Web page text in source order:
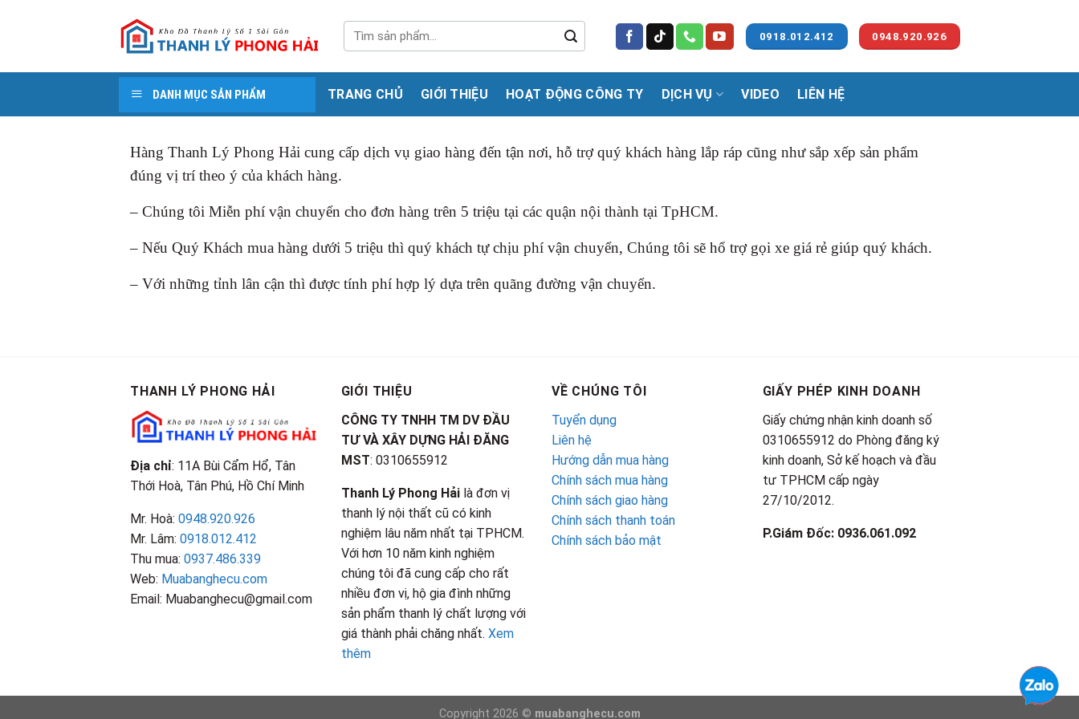
kiếm:
0918.012.412 0948.920.926
DANH MỤC SẢN PHẨM TRANG CHỦ GIỚI THIỆU HOẠT ĐỘNG CÔNG TY DỊCH VỤ VIDEO LIÊN HỆ
Hàng Thanh Lý Phong Hải cung cấp dịch vụ giao hàng đến tận nơi, hỗ trợ quý khách hàng lắp ráp cũng như sắp xếp sản phẩm
đúng vị trí theo ý của khách hàng.
– Chúng tôi Miễn phí vận chuyển cho đơn hàng trên 5 triệu tại các quận nội thành tại TpHCM.
– Nếu Quý Khách mua hàng dưới 5 triệu thì quý khách tự chịu phí vận chuyển, Chúng tôi sẽ hổ trợ gọi xe giá rẻ giúp quý khách.
– Với những tỉnh lân cận thì được tính phí hợp lý dựa trên quãng đường vận chuyển.
THANH LÝ PHONG HẢI
Địa chỉ: 11A Bùi Cẩm Hổ, Tân
Thới Hoà, Tân Phú, Hồ Chí Minh
Mr. Hoà: 0948.920.926
Mr. Lâm: 0918.012.412
Thu mua: 0937.486.339
Web: Muabanghecu.com
Email: Muabanghecu@gmail.com
GIỚI THIỆU
CÔNG TY TNHH TM DV ĐẦU
TƯ VÀ XÂY DỰNG HẢI ĐĂNG
MST: 0310655912
Thanh Lý Phong Hảilà đơn vị
thanh lý nội thất cũ có kinh
nghiệm lâu năm nhất tại TPHCM.
Với hơn 10 năm kinh nghiệm
chúng tôi đã cung cấp cho rất
nhiều đơn vị, hộ gia đình những
sản phẩm thanh lý chất lượng với
giá thành phải chăng nhất. Xem
thêm
VỀ CHÚNG TÔI
Tuyển dụng
Liên hệ
Hướng dẫn mua hàng
Chính sách mua hàng
Chính sách giao hàng
Chính sách thanh toán
Chính sách bảo mật
GIẤY PHÉP KINH DOANH
Giấy chứng nhận kinh doanh số
0310655912 do Phòng đăng ký
kinh doanh, Sở kế hoạch và đầu
tư TPHCM cấp ngày
27/10/2012.
P.Giám Đốc: 0936.061.092
Copyright 2026 © muabanghecu.com